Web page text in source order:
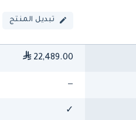
تبديل المنتج
22,489.00
—
✓